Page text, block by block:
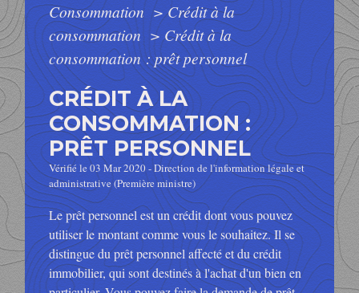
Consommation > Crédit à la
consommation > Crédit à la
consommation : prêt personnel
CRÉDIT À LA
CONSOMMATION :
PRÊT PERSONNEL
Vérifié le 03 Mar 2020 - Direction de l'information légale et
administrative (Première ministre)
Le prêt personnel est un crédit dont vous pouvez
utiliser le montant comme vous le souhaitez. Il se
distingue du prêt personnel affecté et du crédit
immobilier, qui sont destinés à l'achat d'un bien en